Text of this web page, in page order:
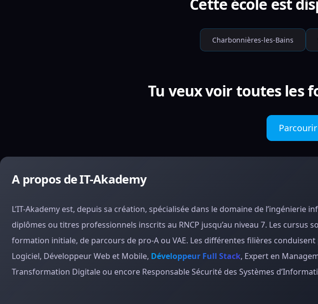
Cette école est
Charbonnières-les-Bains
Tu veux voir toutes les
A propos de IT-Akademy
L’IT-Akademy est, depuis sa création, spécialisée dans le domaine de l’ingénierie
diplômes ou titres professionnels inscrits au RNCP jusqu’au niveau 7. Les cursus
formation initiale, de parcours de pro-A ou VAE. Les différentes filières
Logiciel, Développeur Web et Mobile, Développeur Full Stack, Expert en
Transformation Digitale ou encore Responsable Sécurité des Systèmes